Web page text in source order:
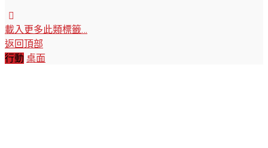
載入更多此類標籤…
返回頂部
行動 桌面